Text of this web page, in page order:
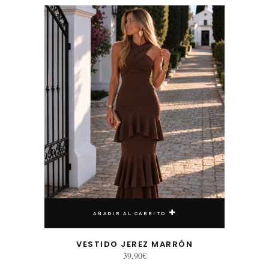
AÑADIR AL CARRITO
VESTIDO JEREZ MARRÓN
39,90€